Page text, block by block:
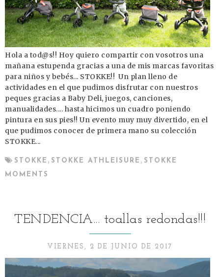
Hola a tod@s!! Hoy quiero compartir con vosotros una
mañana estupenda gracias a una de mis marcas favoritas
para niños y bebés... STOKKE!! Un plan lleno de
actividades en el que pudimos disfrutar con nuestros
peques gracias a Baby Deli, juegos, canciones,
manualidades.... hasta hicimos un cuadro poniendo
pintura en sus pies!! Un evento muy muy divertido, en el
que pudimos conocer de primera mano su colección
STOKKE...
STOKKE , STOKKE ATHLEISURE , STOKKE
MOMENTS
TENDENCIA... toallas redondas!!!
VIERNES, 2 DE JUNIO DE 2017